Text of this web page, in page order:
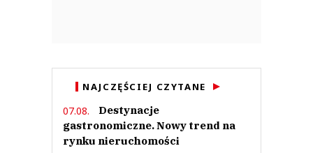
NAJCZĘŚCIEJ CZYTANE
07.08.
Destynacje
gastronomiczne. Nowy trend na
rynku nieruchomości